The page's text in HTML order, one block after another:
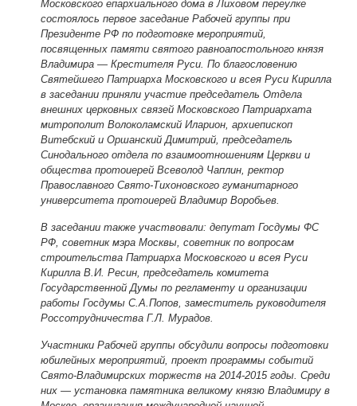
Московского епархиального дома в Лиховом переулке
состоялось первое заседание Рабочей группы при
Президенте РФ по подготовке мероприятий,
посвященных памяти святого равноапостольного князя
Владимира — Крестителя Руси. По благословению
Святейшего Патриарха Московского и всея Руси Кирилла
в заседании приняли участие председатель Отдела
внешних церковных связей Московского Патриархата
митрополит Волоколамский Иларион, архиепископ
Витебский и Оршанский Димитрий, председатель
Синодального отдела по взаимоотношениям Церкви и
общества протоиерей Всеволод Чаплин, ректор
Православного Свято-Тихоновского гуманитарного
университета протоиерей Владимир Воробьев.
В заседании также участвовали: депутат Госдумы ФС
РФ, советник мэра Москвы, советник по вопросам
строительства Патриарха Московского и всея Руси
Кирилла В.И. Ресин, председатель комитета
Государственной Думы по регламенту и организации
работы Госдумы С.А.Попов, заместитель руководителя
Россотрудничества Г.Л. Мурадов.
Участники Рабочей группы обсудили вопросы подготовки
юбилейных мероприятий, проект программы событий
Свято-Владимирских торжеств на 2014-2015 годы. Среди
них — установка памятника великому князю Владимиру в